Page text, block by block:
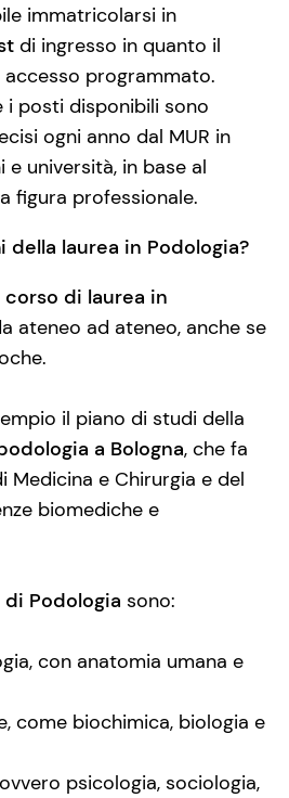
immatricolarsi in
di ingresso in quanto il
programmato.
i posti disponibili sono
ogni anno dal MUR in
università, in base al
figura professionale.
della laurea in Podologia?
di laurea in
ateneo ad ateneo, anche se
il piano di studi della
a Bologna, che fa
Medicina e Chirurgia e del
biomediche e
Podologia sono:
con anatomia umana e
come biochimica, biologia e
psicologia, sociologia,